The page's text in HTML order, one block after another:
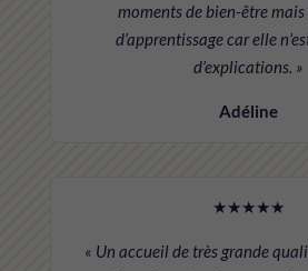
moments de bien-être
d’apprentissage car elle
d’explications. »
Adéline
★★★★★
« Un accueil de très grande